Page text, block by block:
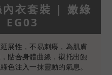
內衣套裝 | 嫩綠
展性，不易刺癢，為肌膚
貼合身體曲線，襯托出飽
色注入一抹靈動的氣息。